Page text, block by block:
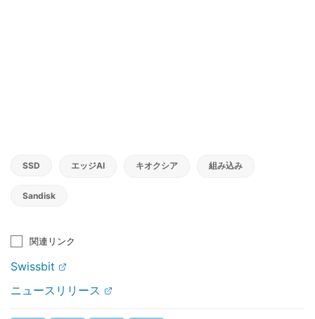
SSD エッジAI キオクシア 組み込み
Sandisk
関連リンク
Swissbit
ニュースリリース